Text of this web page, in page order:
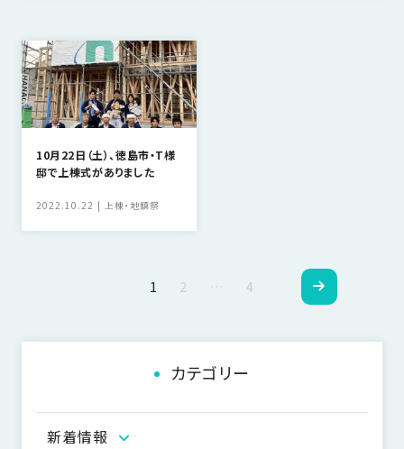
10月22日（土）、徳島市・T様
邸で上棟式がありました
2022.10.22 上棟・地鎮祭
ビ
1 2 … 4
カテゴリー
新着情報